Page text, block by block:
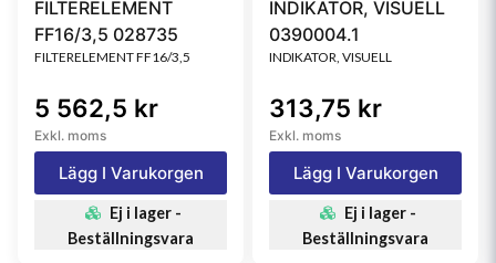
FILTERELEMENT
FF16/3,5 028735
FILTERELEMENT FF16/3,5
5 562,5 kr
Exkl. moms
Lägg I Varukorgen
Ej i lager -
Beställningsvara
INDIKATOR, VISUELL
0390004.1
INDIKATOR, VISUELL
313,75 kr
Exkl. moms
Lägg I Varukorgen
Ej i lager -
Beställningsvara